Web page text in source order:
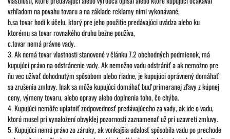
vzhľadom na povahu tovaru a na základe reklamy nimi vykonávané,
b.sa tovar hodí k účelu, ktorý pre jeho použitie predávajúci uvádza alebo ku
ktorému sa tovar rovnakého druhu bežne používa,
c.tovar nemá právne vady.
3. Ak nemá tovar vlastnosti stanovené v článku 7.2 obchodných podmienok, má
kupujúci právo na odstránenie vady. Ak nemožno vadu odstrániť a ak nemožno pre
ňu vec užívať dohodnutým spôsobom alebo riadne, je kupujúci oprávnený domáhať
sa zrušenia zmluvy. Inak sa môže kupujúci domáhať buď primeranej zľavy z kúpnej
ceny, výmeny tovaru, alebo opravy alebo doplnenia toho, čo chýba.
4. Kupujúci nemôže uplatniť zodpovednosť predávajúceho za vady, ak ide o vadu,
ktorú musel pri vynaložení obvyklej pozornosti zaznamenať už pri uzavretí zmluvy.
5. Kupujúci nemá právo zo záruky, ak vonkajšia udalosť spôsobila vadu po prechode